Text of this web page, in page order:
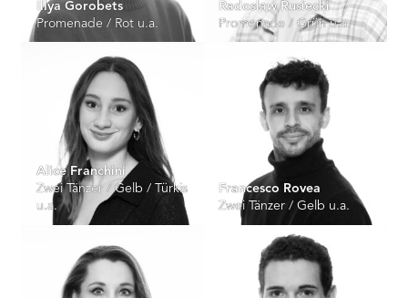
Illya Gorobets
Promenade / Rot u.a.
Radoslaw Rusiecki
Promenade / Grün u.a.
Alice Franchini
Zwei Tänzer / Gelb / Türkis
u.a.
Francesco Rovea
Zwei Tänzer / Gelb u.a.